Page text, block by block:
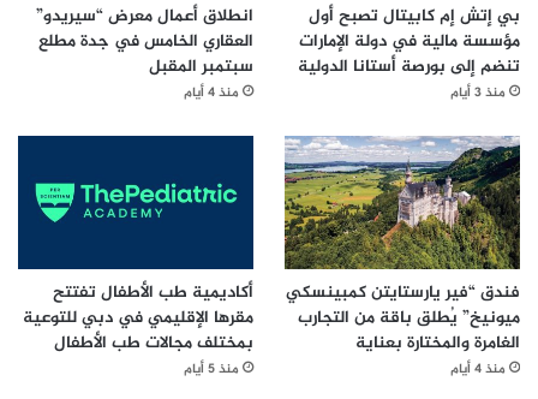
بي إتش إم كابيتال تصبح أول
مؤسسة مالية في دولة الإمارات
تنضم إلى بورصة أستانا الدولية
منذ 3 أيام
انطلاق أعمال معرض “سيريدو”
العقاري الخامس في جدة مطلع
سبتمبر المقبل
منذ 4 أيام
فندق “فير يارستايتن كمبينسكي
ميونيخ” يُطلق باقة من التجارب
الغامرة والمختارة بعناية
منذ 4 أيام
أكاديمية طب الأطفال تفتتح
مقرها الإقليمي في دبي للتوعية
بمختلف مجالات طب الأطفال
منذ 5 أيام